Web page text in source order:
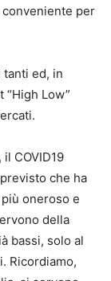
per
tanti ed, in
Low”
COVID19
che ha
oneroso e
della
bassi, solo al
Ricordiamo,